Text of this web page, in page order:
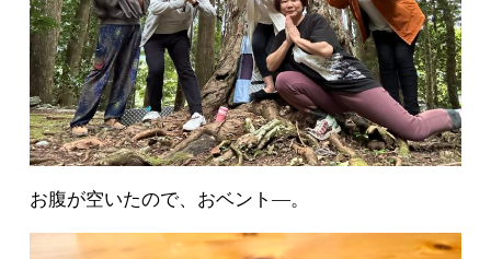
お腹が空いたので、おベント―。